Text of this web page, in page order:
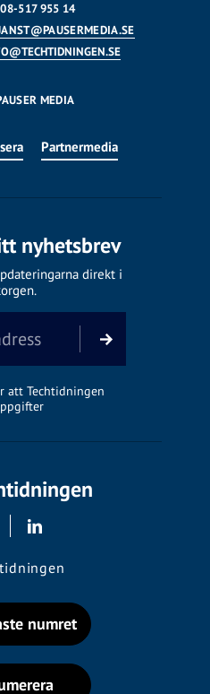
517 955 14
MEDIA
Partnermedia
nyhetsbrev
direkt i
att Techtidningen
numret